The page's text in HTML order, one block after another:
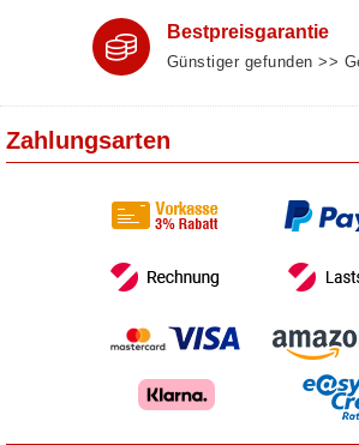
Bestpreisgarantie
Günstiger gefunden >>
Zahlungsarten